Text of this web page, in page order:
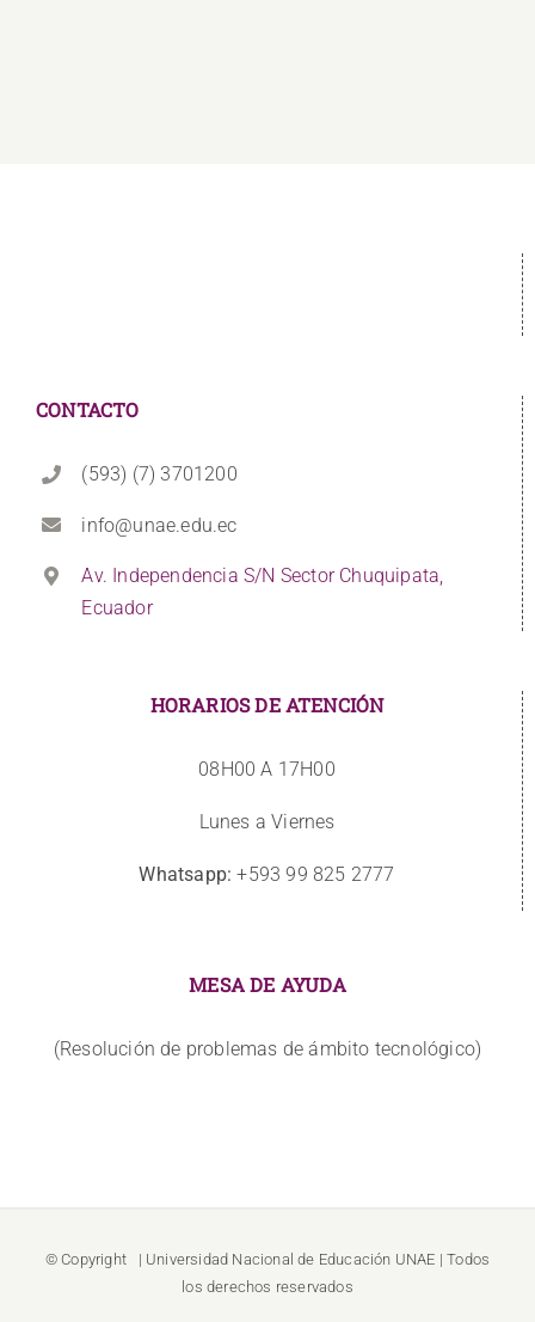
CONTACTO
(593) (7) 3701200
info@unae.edu.ec
Av. Independencia S/N Sector Chuquipata,
Ecuador
HORARIOS DE ATENCIÓN
08H00 A 17H00
Lunes a Viernes
Whatsapp: +593 99 825 2777
MESA DE AYUDA
(Resolución de problemas de ámbito tecnológico)
© Copyright | Universidad Nacional de Educación UNAE | Todos
los derechos reservados